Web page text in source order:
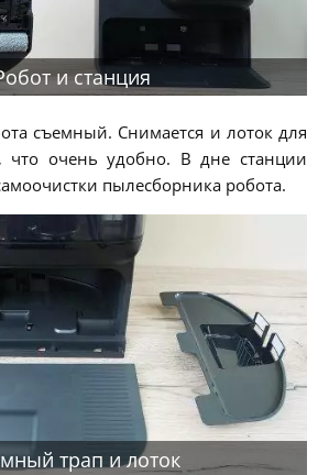
и станция
съемный. Снимается и лоток для
что очень удобно. В дне станции
пылесборника робота.
трап и лоток